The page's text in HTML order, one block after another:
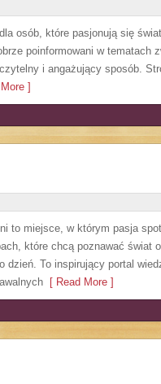
osób, które pasjonują się
poinformowani w tematach
i angażujący sposób.
]
to miejsce, w którym pasja
które chcą poznawać świat
dzień. To inspirujący portal
[ Read More ]